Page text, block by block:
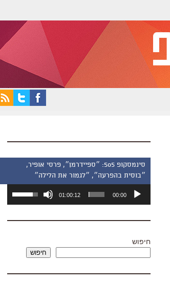
סינמסקופ 505: ״ספיידרמן״, פרסי אופיר,
״בוסית בהפרעה״, ״לגמור את הלילה״
אודיו
00:00
01:00:12
כדי
שמע.
חיפוש
חיפוש